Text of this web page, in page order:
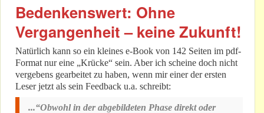
Bedenkenswert: Ohne
Vergangenheit – keine Zukunft!
Natürlich kann so ein kleines e-Book von 142 Seiten im pdf-
Format nur eine „Krücke“ sein. Aber ich scheine doch nicht
vergebens gearbeitet zu haben, wenn mir einer der ersten
Leser jetzt als sein Feedback u.a. schreibt:
...“Obwohl in der abgebildeten Phase direkt oder